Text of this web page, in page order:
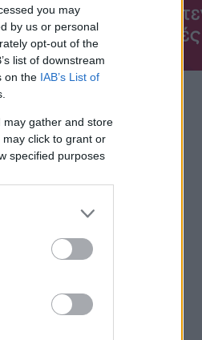
you may
by us or personal
opt-out of the
list of downstream
on the IAB’s List of
may gather and store
click to grant or
specified purposes